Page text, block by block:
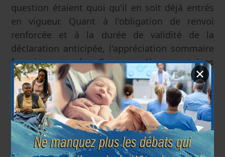
question étaient quoi qu'il en soit déjà entrés
en vigueur. Quant à l'obligation de renvoi
renforcée et à la durée de validité de la
déclaration anticipée, l'appréciation sommaire
fournie par la Cour soulève certaines
interrogations quant à la prise en compte
intégrale du droit européen des droits
fondamentaux.
Rappelons enfin que la Cour constitutionnelle
aura prochainement une nouvelle occasion de
se prononcer au sujet de la législation belge
✕